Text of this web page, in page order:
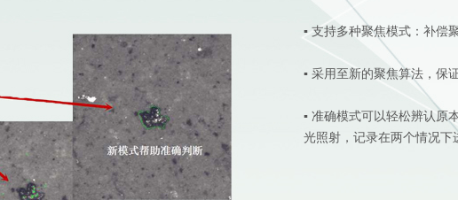
▪ 支持多种聚焦模式：补偿
▪ 采用至新的聚焦算法，保
▪ 准确模式可以轻松辨认原
光照射，记录在两个情况